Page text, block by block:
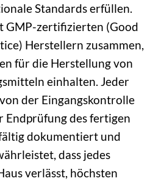
Standards erfüllen.
GMP-zertifizierten (Good
Herstellern zusammen,
für die Herstellung von
einhalten. Jeder
der Eingangskontrolle
Endprüfung des fertigen
dokumentiert und
dass jedes
verlässt, höchsten